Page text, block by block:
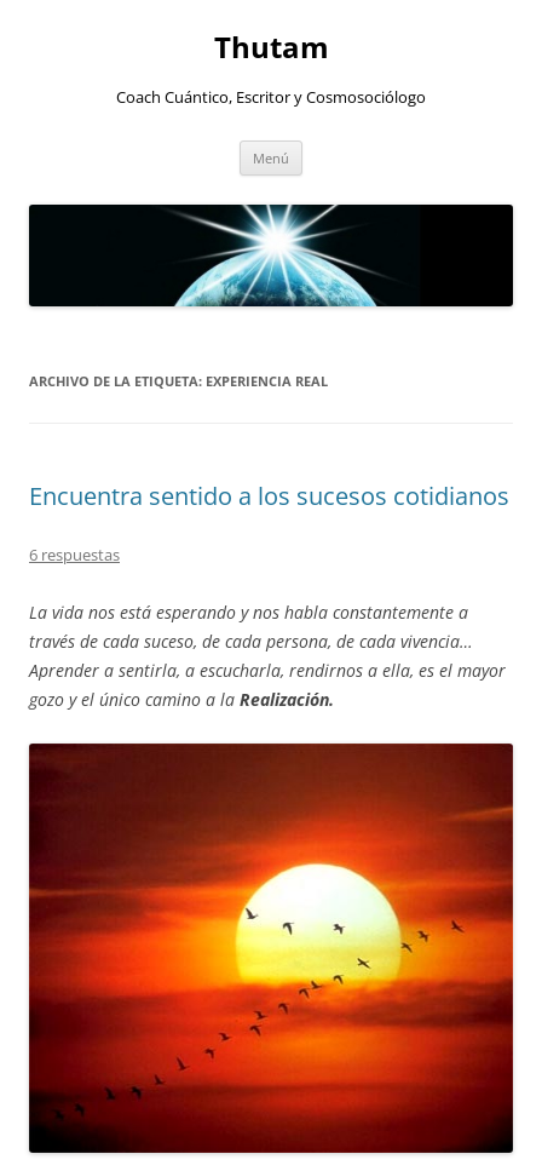
Thutam
Coach Cuántico, Escritor y Cosmosociólogo
Menú
ARCHIVO DE LA ETIQUETA: EXPERIENCIA REAL
Encuentra sentido a los sucesos cotidianos
6 respuestas
La vida nos está esperando y nos habla constantemente a
través de cada suceso, de cada persona, de cada vivencia…
Aprender a sentirla, a escucharla, rendirnos a ella, es el mayor
gozo y el único camino a la Realización.